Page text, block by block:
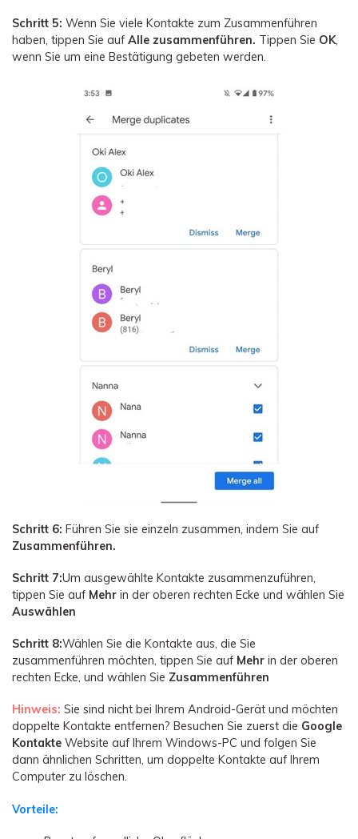
Schritt 5: Wenn Sie viele Kontakte zum Zusammenführen
haben, tippen Sie auf Alle zusammenführen. Tippen Sie OK,
wenn Sie um eine Bestätigung gebeten werden.
Schritt 6: Führen Sie sie einzeln zusammen, indem Sie auf
Zusammenführen.
Schritt 7:Um ausgewählte Kontakte zusammenzuführen,
tippen Sie auf Mehr in der oberen rechten Ecke und wählen Sie
Auswählen
Schritt 8:Wählen Sie die Kontakte aus, die Sie
zusammenführen möchten, tippen Sie auf Mehr in der oberen
rechten Ecke, und wählen Sie Zusammenführen
Hinweis: Sie sind nicht bei Ihrem Android-Gerät und möchten
doppelte Kontakte entfernen? Besuchen Sie zuerst die Google
Kontakte Website auf Ihrem Windows-PC und folgen Sie
dann ähnlichen Schritten, um doppelte Kontakte auf Ihrem
Computer zu löschen.
Vorteile: